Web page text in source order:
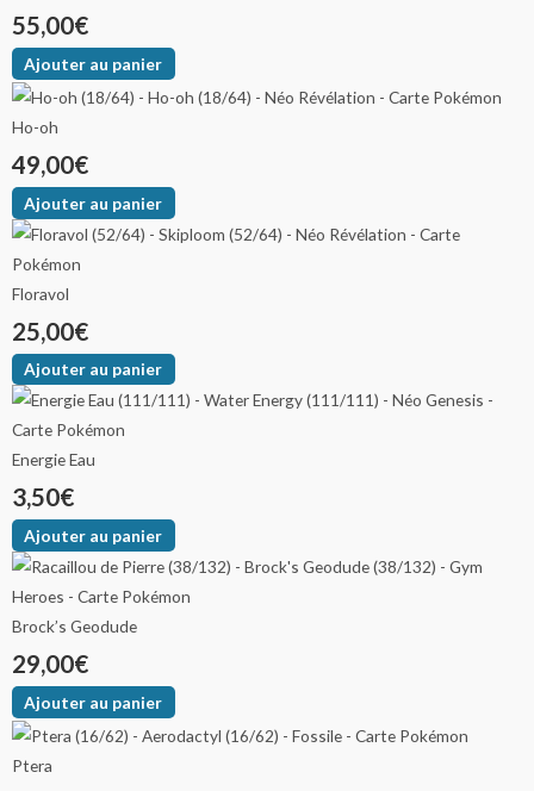
55,00€
Ajouter au panier
Ho-oh
49,00€
Ajouter au panier
Floravol
25,00€
Ajouter au panier
Energie Eau
3,50€
Ajouter au panier
Brock’s Geodude
29,00€
Ajouter au panier
Ptera